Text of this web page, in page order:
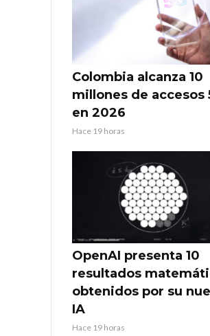
Colombia alcanza 10
millones de accesos
en 2026
Hace 19 horas
OpenAI presenta 10
resultados
obtenidos por su
IA
Hace 19 horas